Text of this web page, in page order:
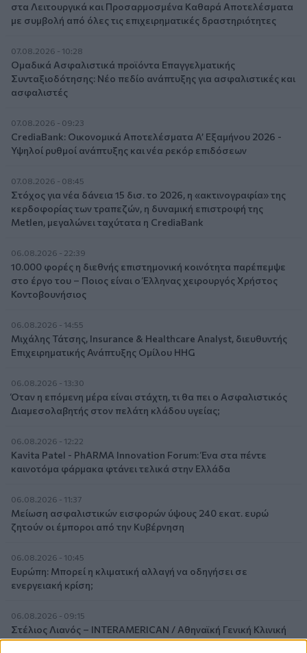
στα Λειτουργικά και Προσαρμοσμένα Καθαρά Αποτελέσματα
με συμβολή από όλες τις επιχειρηματικές δραστηριότητες
07.08.2026 - 10:28
Ομαδικά Ασφαλιστικά προϊόντα Επαγγελματικής
Συνταξιοδότησης: Νέο πεδίο ανάπτυξης για ασφαλιστικές και
ασφαλιστές
07.08.2026 - 09:23
CrediaBank: Οικονομικά Αποτελέσματα A’ Εξαμήνου 2026 -
Υψηλοί ρυθμοί ανάπτυξης και νέα ρεκόρ επιδόσεων
07.08.2026 - 08:45
Στόχος για νέα δάνεια 15 δισ. το 2026, η «ακτινογραφία» της
κερδοφορίας των τραπεζών, η δυναμική επιστροφή της
Metlen, μεγαλώνει ταχύτατα η CrediaBank
06.08.2026 - 22:39
10.000 φορές η διεθνής επιστημονική κοινότητα παρέπεμψε
στο έργο του – Ποιος είναι ο Έλληνας χειρουργός Χρήστος
Κοντοβουνήσιος
06.08.2026 - 14:55
Μιχάλης Τάτσης, Insurance & Healthcare Analyst, διευθυντής
Επιχειρηματικής Ανάπτυξης Ομίλου HHG
06.08.2026 - 13:30
Όταν η επόμενη μέρα είναι στάχτη, τι θα πει ο Ασφαλιστικός
Διαμεσολαβητής στον πελάτη κλάδου υγείας;
06.08.2026 - 12:22
Kavita Patel - PhARMA Innovation Forum: Ένα στα πέντε
καινοτόμα φάρμακα φτάνει τελικά στην Ελλάδα
06.08.2026 - 11:37
Μείωση ασφαλιστικών εισφορών ύψους 240 εκατ. ευρώ
ζητούν οι έμποροι από την Κυβέρνηση
06.08.2026 - 10:45
Ευρώπη: Μπορεί η κλιματική αλλαγή να οδηγήσει σε
ενεργειακή κρίση;
06.08.2026 - 09:15
Στέλιος Λιανός – INTERAMERICAN / Αθηναϊκή Γενική Κλινική